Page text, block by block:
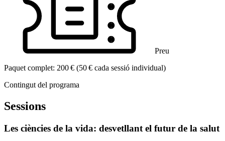
Preu
Paquet complet: 200 € (50 € cada sessió individual)
Contingut del programa
Sessions
Les ciències de la vida: desvetllant el futur de la salut